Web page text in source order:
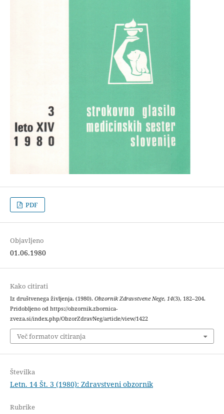
PDF
Objavljeno
01.06.1980
Kako citirati
Iz društvenega življenja. (1980). Obzornik Zdravstvene Nege, 14(3), 182–204.
Pridobljeno od https://obzornik.zbornica-
zveza.si/index.php/ObzorZdravNeg/article/view/1422
Več formatov citiranja
Številka
Letn. 14 Št. 3 (1980): Zdravstveni obzornik
Rubrike